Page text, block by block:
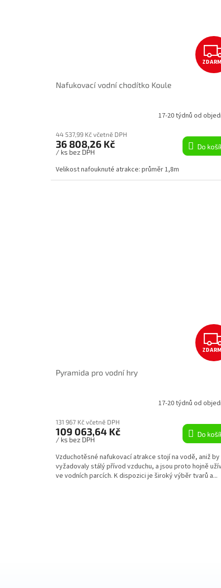
Nafukovací vodní chodítko Koule
17-20 týdnů od
44 537,99 Kč včetně DPH
36 808,26 Kč
/ ks bez DPH
Do
Velikost nafouknuté atrakce: průměr 1,8m
Pyramida pro vodní hry
17-20 týdnů od
131 967 Kč včetně DPH
109 063,64 Kč
/ ks bez DPH
Do
Vzduchotěsné nafukovací atrakce stojí na vodě, aniž by
vyžadovaly stálý přívod vzduchu, a jsou proto hojně
ve vodních parcích. K dispozici je široký výběr tvarů a...